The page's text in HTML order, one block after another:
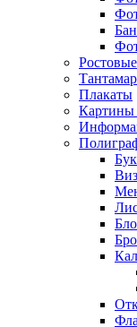
Плакаты
Картины